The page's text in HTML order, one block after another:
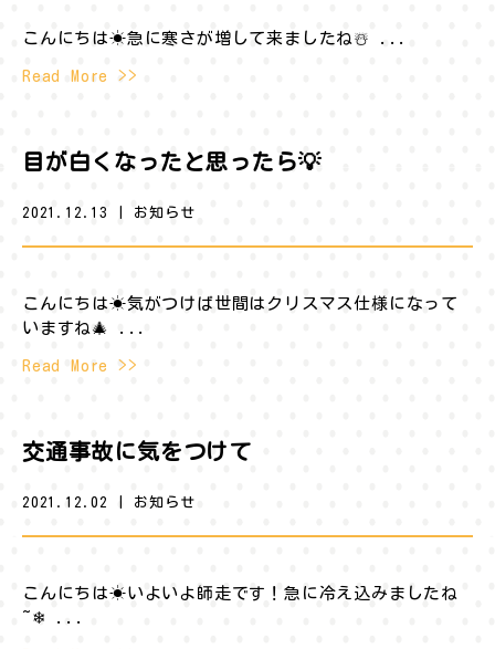
こんにちは☀︎急に寒さが増して来ましたね☃️ ...
Read More >>
目が白くなったと思ったら💡
2021.12.13 お知らせ
こんにちは☀︎気がつけば世間はクリスマス仕様になって
いますね🎄 ...
Read More >>
交通事故に気をつけて
2021.12.02 お知らせ
こんにちは☀︎いよいよ師走です！急に冷え込みましたね
~❄ ...